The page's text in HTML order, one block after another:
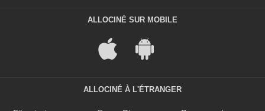
ALLOCINÉ SUR MOBILE
ALLOCINÉ À L'ÉTRANGER